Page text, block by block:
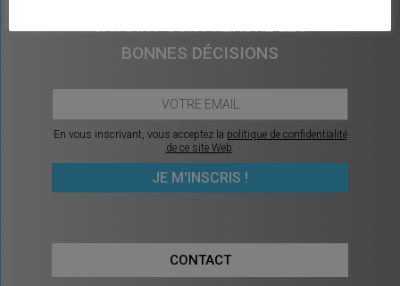
SAVOIR POUR PRENDRE LES
BONNES DÉCISIONS
En vous inscrivant, vous acceptez la politique de confidentialité
de ce site Web.
CONTACT